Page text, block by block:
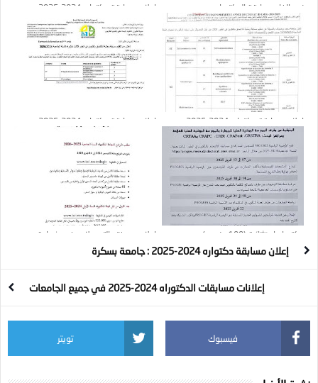
نص إلغاء مسابقة الدكتوراه
جامعة عين تيموشنت
جامعة المسيلة
دكتوراه إستثنائية (100 منصب)
اعلان عن فتح التسجيلات في شهادة
الدكتوراه بتونس الى غاية 14 فيفري 2025
إعلان مسابقة دكتواره 2024-2025 : جامعة بسكرة
إعلانات مسابقات الدكتوراه 2024-2025 في جميع الجامعات
فيسبوك تويتر